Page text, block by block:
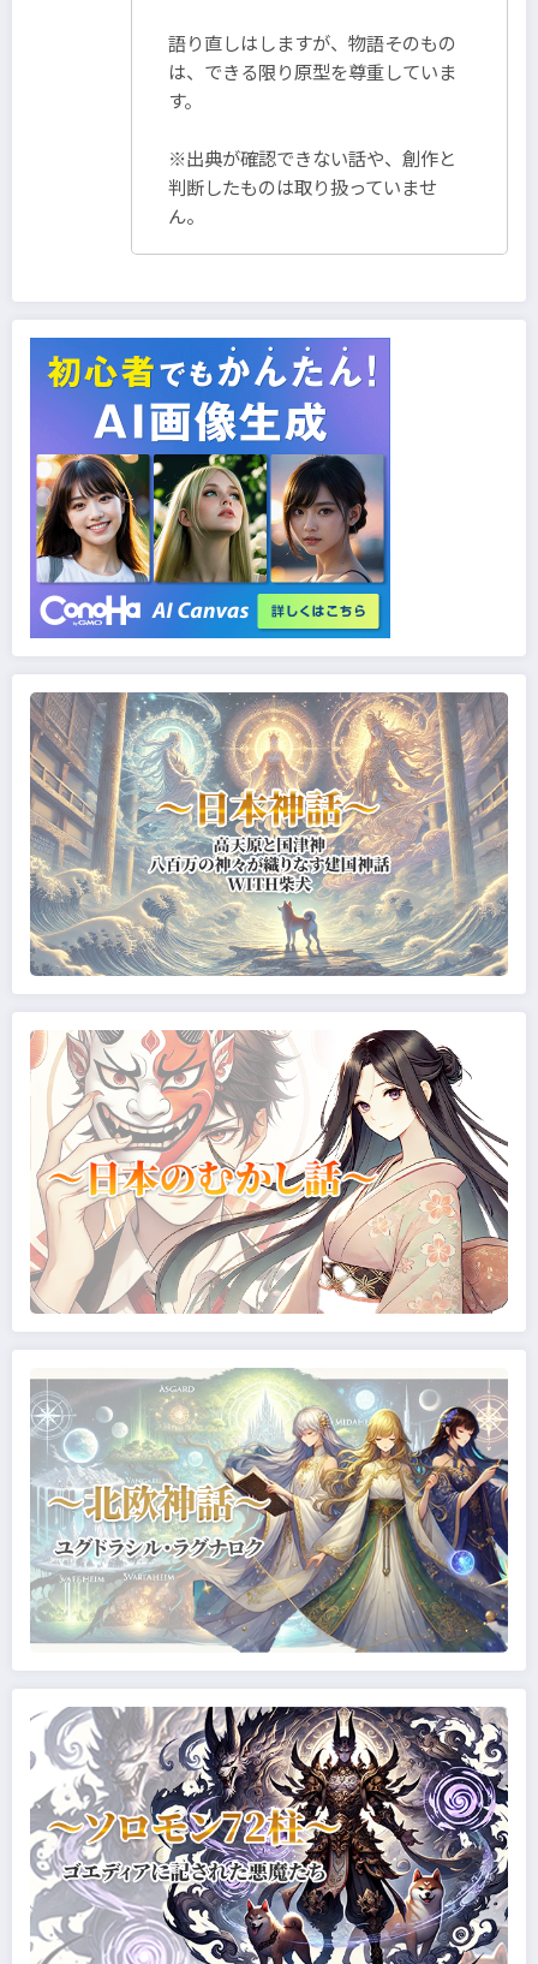
語り直しはしますが、物語そのもの
は、できる限り原型を尊重していま
す。
※出典が確認できない話や、創作と
判断したものは取り扱っていませ
ん。